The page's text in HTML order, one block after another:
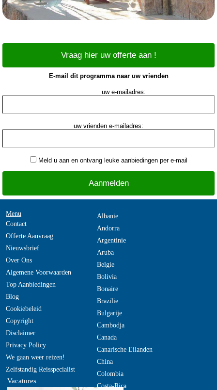
Vraag hier uw offerte aan !
E-mail dit programma naar uw vrienden
uw e-mailadres:
uw vrienden e-mailadres:
Meld u aan en ontvang leuke aanbiedingen per e-mail
Menu
Contact
Offerte Aanvraag
Nieuwsbrief
Over Ons
Algemene Voorwaarden
Top Aanbiedingen
Blog
Cookiebeleid
Copyright
Disclaimer
Privacy Policy
We gaan weer reizen!
Zelfstandig Reisspecialist
Vacatures
Albanie
Andorra
Argentinie
Aruba
Belgie
Bolivia
Bonaire
Brazilie
Bulgarije
Cambodja
Canada
Canarische Eilanden
China
Colombia
Costa-Rica